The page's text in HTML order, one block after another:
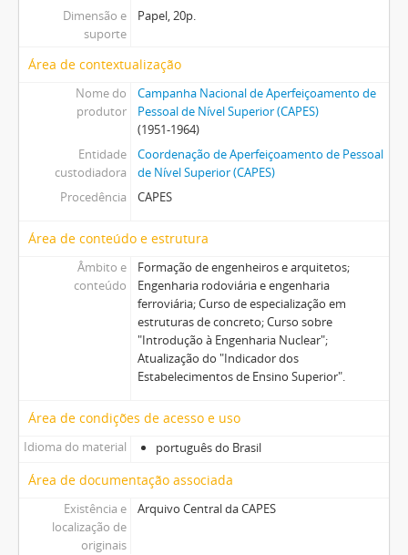
Dimensão e
suporte
Papel, 20p.
Área de contextualização
Nome do
produtor
Campanha Nacional de Aperfeiçoamento de
Pessoal de Nível Superior (CAPES)
(1951-1964)
Entidade
custodiadora
Coordenação de Aperfeiçoamento de Pessoal
de Nível Superior (CAPES)
Procedência
CAPES
Área de conteúdo e estrutura
Âmbito e
conteúdo
Formação de engenheiros e arquitetos;
Engenharia rodoviária e engenharia
ferroviária; Curso de especialização em
estruturas de concreto; Curso sobre
"Introdução à Engenharia Nuclear";
Atualização do "Indicador dos
Estabelecimentos de Ensino Superior".
Área de condições de acesso e uso
Idioma do material português do Brasil
Área de documentação associada
Existência e
localização de
originais
Arquivo Central da CAPES